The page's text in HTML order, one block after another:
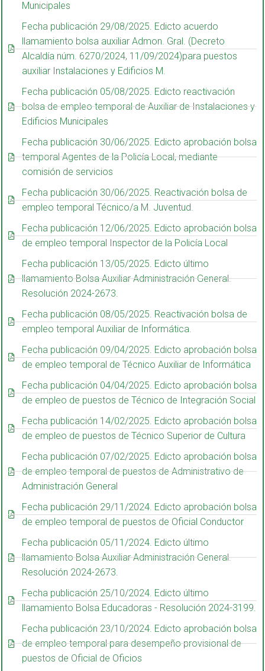
Municipales
Fecha publicación 29/08/2025. Edicto acuerdo
llamamiento bolsa auxiliar Admon. Gral. (Decreto
Alcaldía núm. 6270/2024, 11/09/2024)para puestos
auxiliar Instalaciones y Edificios M.
Fecha publicación 05/08/2025. Edicto reactivación
bolsa de empleo temporal de Auxiliar de Instalaciones y
Edificios Municipales
Fecha publicación 30/06/2025. Edicto aprobación bolsa
temporal Agentes de la Policía Local, mediante
comisión de servicios
Fecha publicación 30/06/2025. Reactivación bolsa de
empleo temporal Técnico/a M. Juventud.
Fecha publicación 12/06/2025. Edicto aprobación bolsa
de empleo temporal Inspector de la Policía Local
Fecha publicación 13/05/2025. Edicto último
llamamiento Bolsa Auxiliar Administración General.
Resolución 2024-2673.
Fecha publicación 08/05/2025. Reactivación bolsa de
empleo temporal Auxiliar de Informática.
Fecha publicación 09/04/2025. Edicto aprobación bolsa
de empleo temporal de Técnico Auxiliar de Informática
Fecha publicación 04/04/2025. Edicto aprobación bolsa
de empleo de puestos de Técnico de Integración Social
Fecha publicación 14/02/2025. Edicto aprobación bolsa
de empleo de puestos de Técnico Superior de Cultura
Fecha publicación 07/02/2025. Edicto aprobación bolsa
de empleo temporal de puestos de Administrativo de
Administración General
Fecha publicación 29/11/2024. Edicto aprobación bolsa
de empleo temporal de puestos de Oficial Conductor
Fecha publicación 05/11/2024. Edicto último
llamamiento Bolsa Auxiliar Administración General.
Resolución 2024-2673.
Fecha publicación 25/10/2024. Edicto último
llamamiento Bolsa Educadoras - Resolución 2024-3199.
Fecha publicación 23/10/2024. Edicto aprobación bolsa
de empleo temporal para desempeño provisional de
puestos de Oficial de Oficios